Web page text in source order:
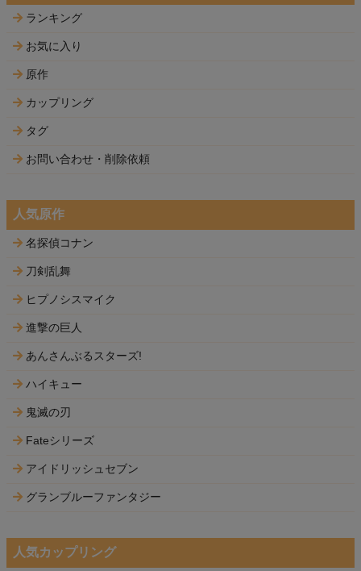
ランキング
お気に入り
原作
カップリング
タグ
お問い合わせ・削除依頼
人気原作
名探偵コナン
刀剣乱舞
ヒプノシスマイク
進撃の巨人
あんさんぶるスターズ!
ハイキュー
鬼滅の刃
Fateシリーズ
アイドリッシュセブン
グランブルーファンタジー
人気カップリング